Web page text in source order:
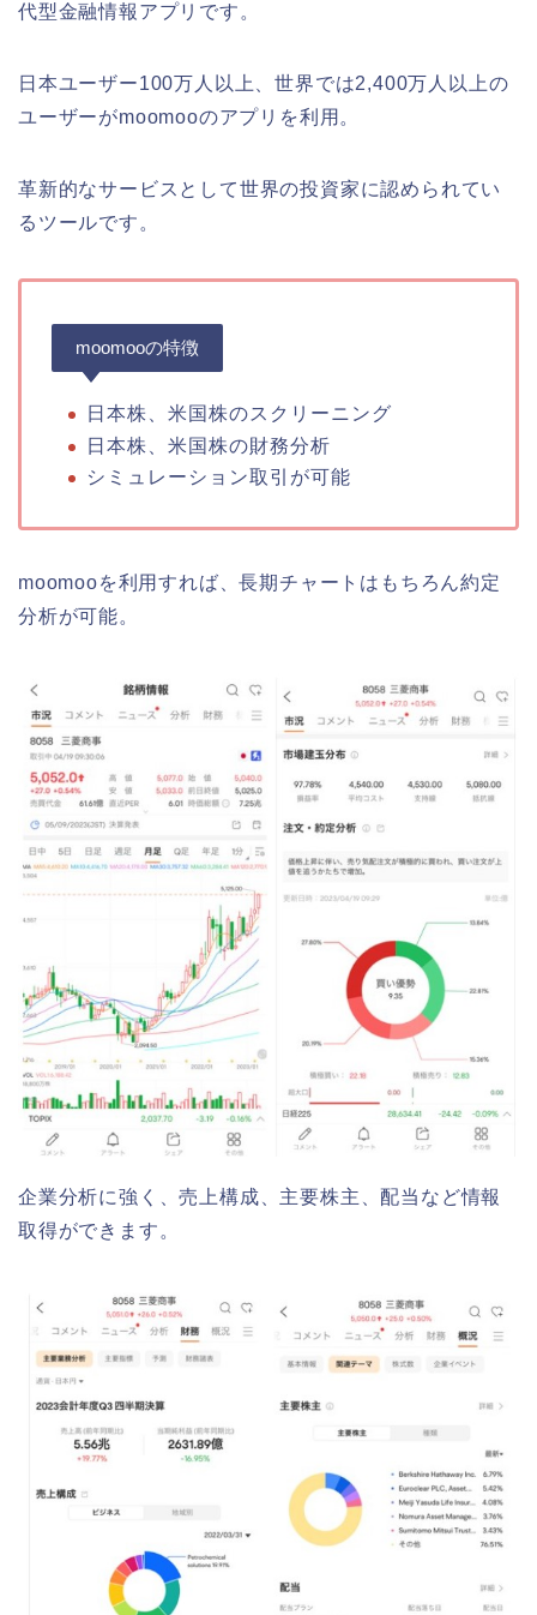
代型金融情報アプリです。
日本ユーザー100万人以上、世界では2,400万人以上の
ユーザーがmoomooのアプリを利用。
革新的なサービスとして世界の投資家に認められてい
るツールです。
moomooの特徴
日本株、米国株のスクリーニング
日本株、米国株の財務分析
シミュレーション取引が可能
moomooを利用すれば、長期チャートはもちろん約定
分析が可能。
企業分析に強く、売上構成、主要株主、配当など情報
取得ができます。